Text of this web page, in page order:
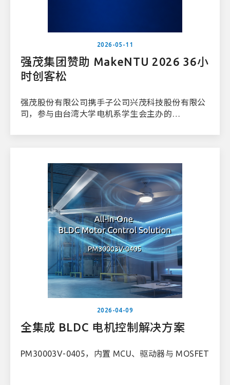
2026-05-11
强茂集团赞助 MakeNTU 2026 36小
时创客松
强茂股份有限公司携手子公司兴茂科技股份有限公
司，参与由台湾大学电机系学生会主办的
2026-04-09
全集成 BLDC 电机控制解决方案
PM30003V-0405，内置 MCU、驱动器与 MOSFET